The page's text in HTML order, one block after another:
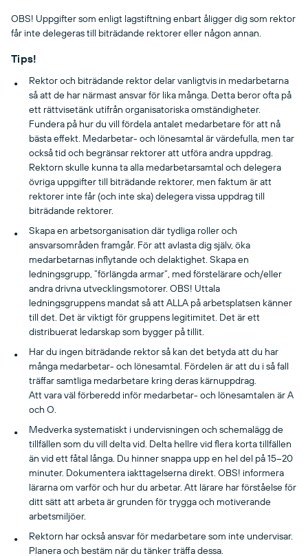
OBS! Uppgifter som enligt lagstiftning enbart åligger dig som rektor
får inte delegeras till biträdande rektorer eller någon annan.
Tips!
Rektor och biträdande rektor delar vanligtvis in medarbetarna
så att de har närmast ansvar för lika många. Detta beror ofta på
ett rättvisetänk utifrån organisatoriska omständigheter.
Fundera på hur du vill fördela antalet medarbetare för att nå
bästa effekt. Medarbetar- och lönesamtal är värdefulla, men tar
också tid och begränsar rektorer att utföra andra uppdrag.
Rektorn skulle kunna ta alla medarbetarsamtal och delegera
övriga uppgifter till biträdande rektorer, men faktum är att
rektorer inte får (och inte ska) delegera vissa uppdrag till
biträdande rektorer.
Skapa en arbetsorganisation där tydliga roller och
ansvarsområden framgår. För att avlasta dig själv, öka
medarbetarnas inflytande och delaktighet. Skapa en
ledningsgrupp, ”förlängda armar”, med förstelärare och/eller
andra drivna utvecklingsmotorer. OBS! Uttala
ledningsgruppens mandat så att ALLA på arbetsplatsen känner
till det. Det är viktigt för gruppens legitimitet. Det är ett
distribuerat ledarskap som bygger på tillit.
Har du ingen biträdande rektor så kan det betyda att du har
många medarbetar- och lönesamtal. Fördelen är att du i så fall
träffar samtliga medarbetare kring deras kärnuppdrag.
Att vara väl förberedd inför medarbetar- och lönesamtalen är A
och O.
Medverka systematiskt i undervisningen och schemalägg de
tillfällen som du vill delta vid. Delta hellre vid flera korta tillfällen
än vid ett fåtal långa. Du hinner snappa upp en hel del på 15–20
minuter. Dokumentera iakttagelserna direkt. OBS! informera
lärarna om varför och hur du arbetar. Att lärare har förståelse för
ditt sätt att arbeta är grunden för trygga och motiverande
arbetsmiljöer.
Rektorn har också ansvar för medarbetare som inte undervisar.
Planera och bestäm när du tänker träffa dessa.